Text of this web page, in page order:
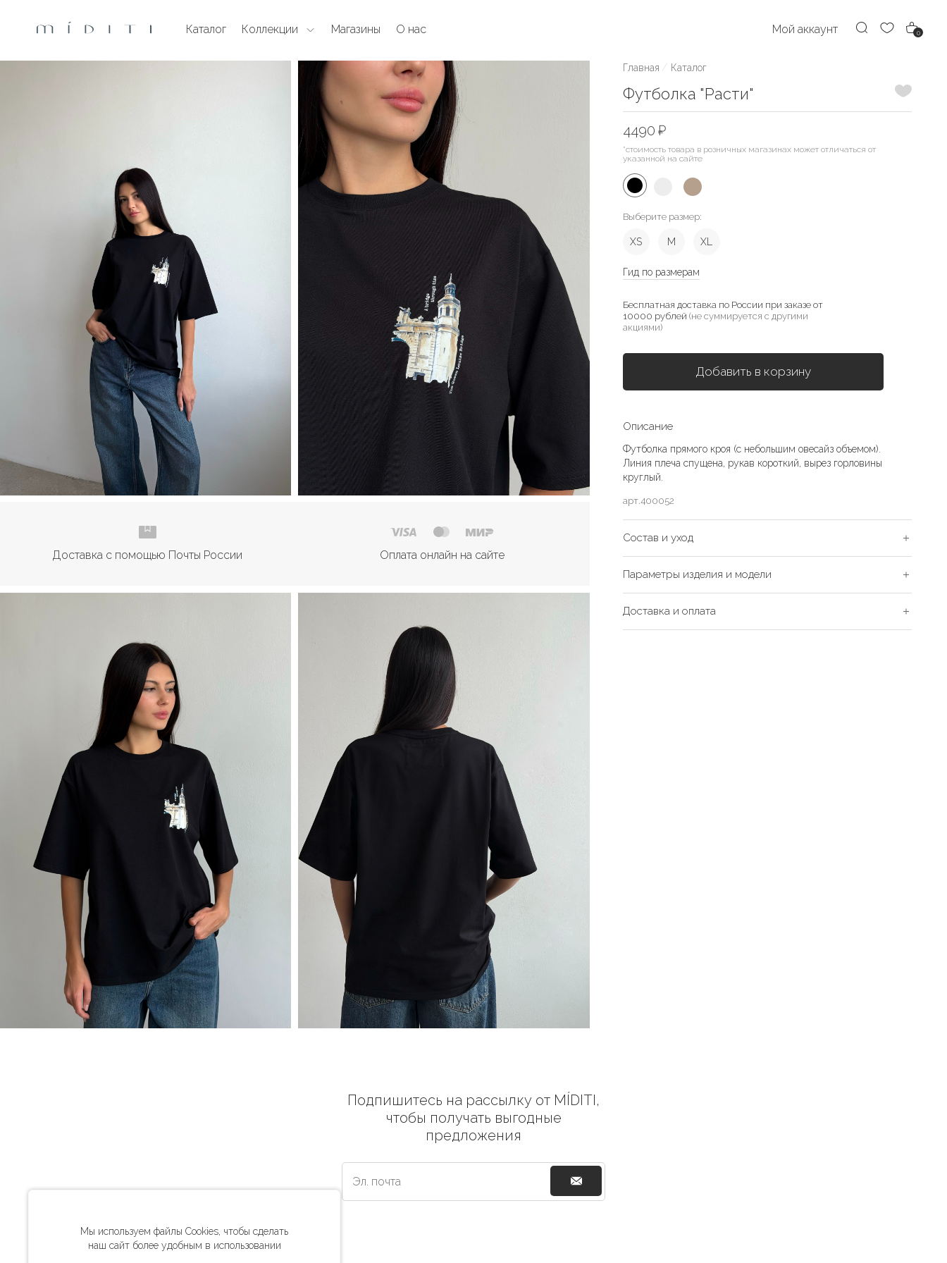
Каталог Коллекции Магазины О нас Мой аккаунт 0
Доставка с помощью Почты России Оплата онлайн на сайте
Главная Каталог
Футболка "Расти"
4490 ₽
*стоимость товара в розничных магазинах может отличаться от
указанной на сайте
Выберите размер:
XS M XL
Гид по размерам
Бесплатная доставка по России при заказе от
10000 рублей (не суммируется с другими
акциями)
Добавить в корзину
Описание
Футболка прямого кроя (с небольшим овесайз объемом).
Линия плеча спущена, рукав короткий, вырез горловины
круглый.
арт.400052
Состав и уход
Параметры изделия и модели
Доставка и оплата
Подпишитесь на рассылку от MÍDITI,
чтобы получать выгодные
предложения
Мы используем файлы Cookies, чтобы сделать
наш сайт более удобным в использовании